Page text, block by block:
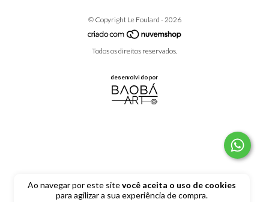
Ao navegar por este sitevocê aceita o uso de cookies
para agilizar a sua experiência de compra.
© Copyright Le Foulard - 2026
Todos os direitos reservados.